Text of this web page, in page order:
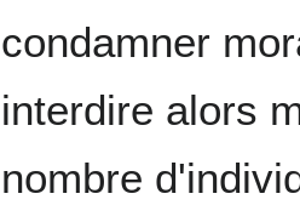
condamner
interdire alors
nombre